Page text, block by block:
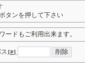
タンを押して下さい
ードもご利用出来ます。
[P]